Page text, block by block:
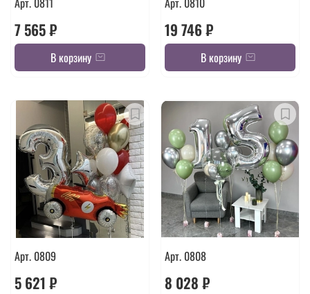
7 565 ₽
В корзину
19 746 ₽
В корзину
Арт. 0809
5 621 ₽
Арт. 0808
8 028 ₽